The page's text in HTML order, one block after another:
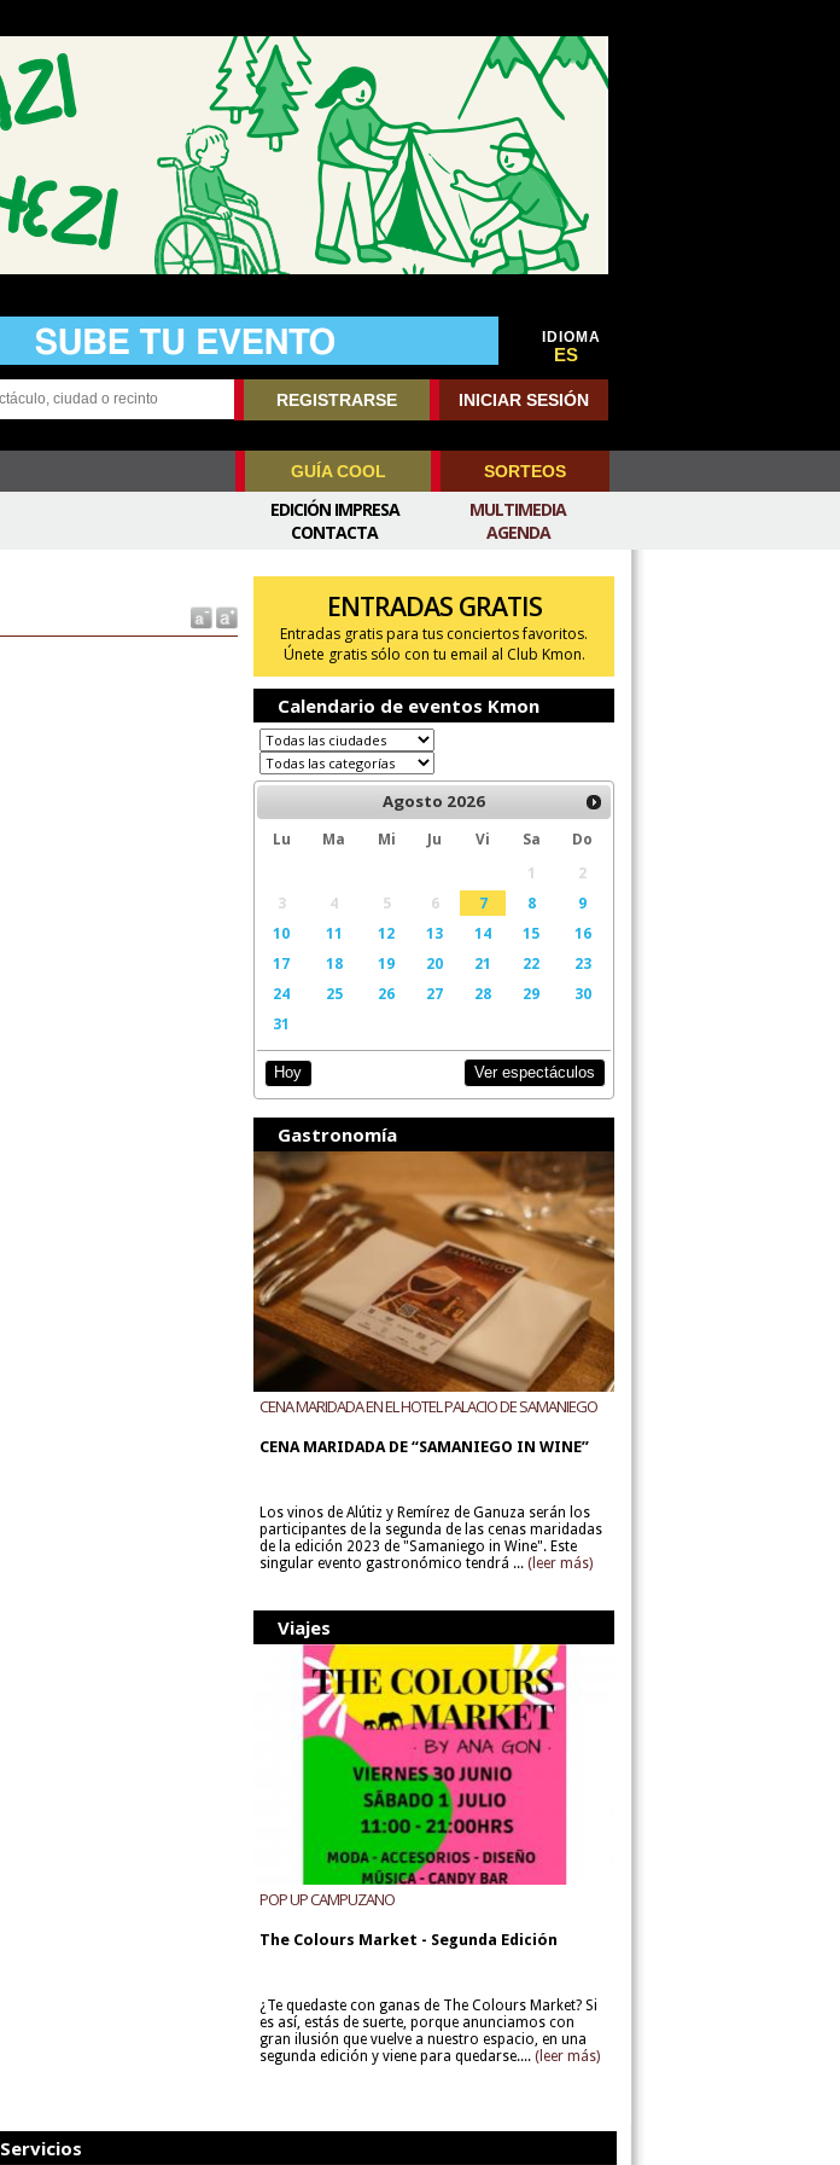
IDIOMA
ES
REGISTRARSE INICIAR SESIÓN
GUÍA COOL SORTEOS
MULTIMEDIA
AGENDA
EDICIÓN IMPRESA
CONTACTA
ENTRADAS GRATIS
Entradas gratis para tus conciertos favoritos.
Únete gratis sólo con tu email al Club Kmon.
Calendario de eventos Kmon
Agosto 2026
Lu Ma Mi Ju Vi Sa
Do
1
2
3
4 5 6 7 8
9
10
11 12 13 14 15
16
17
18 19 20 21 22
23
24
25 26 27 28 29
30
31
Hoy Ver espectáculos
Gastronomía
CENA MARIDADA EN EL HOTEL PALACIO DE SAMANIEGO
CENA MARIDADA DE “SAMANIEGO IN WINE”
Los vinos de Alútiz y Remírez de Ganuza serán los
participantes de la segunda de las cenas maridadas
de la edición 2023 de "Samaniego in Wine". Este
singular evento gastronómico tendrá ... (leer más)
Viajes
POP UP CAMPUZANO
The Colours Market - Segunda Edición
¿Te quedaste con ganas de The Colours Market? Si
es así, estás de suerte, porque anunciamos con
gran ilusión que vuelve a nuestro espacio, en una
segunda edición y viene para quedarse.... (leer más)
Servicios